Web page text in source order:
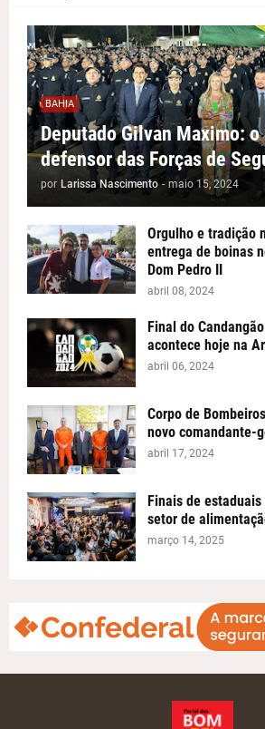
BAHIA
Deputado Gilvan Maximo: o
defensor das Forças de
por Larissa Nascimento - maio 15, 2024
Orgulho e tradição
entrega de boinas
Dom Pedro II
abril 08, 2024
Final do
acontece hoje na
abril 06, 2024
Corpo de
novo comandante-
abril 17, 2024
Finais de
setor de
março 14, 2025